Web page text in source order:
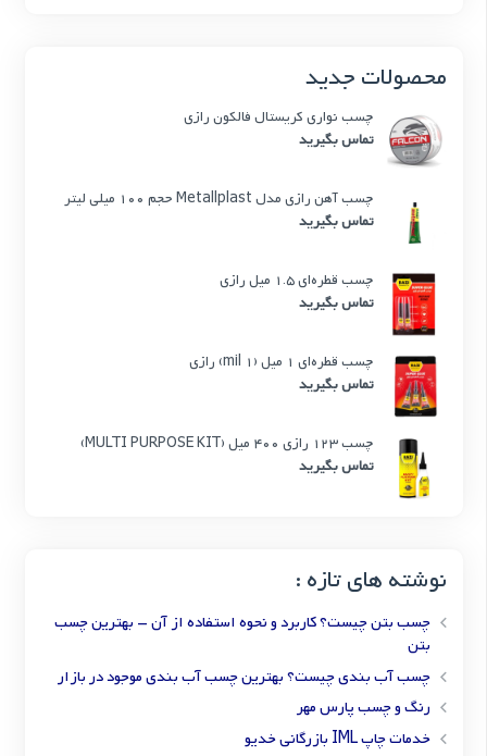
محصولات جدید
چسب نواری کریستال فالکون رازی
تماس بگیرید
چسب آهن رازی مدل Metallplast حجم 100 میلی لیتر
تماس بگیرید
چسب قطره‌ای 1.5 میل رازی
تماس بگیرید
چسب قطره‌ای 1 میل (1 mil) رازی
تماس بگیرید
چسب 123 رازی 400 میل (MULTI PURPOSE KIT)
تماس بگیرید
نوشته های تازه :
چسب بتن چیست؟ کاربرد و نحوه استفاده از آن – بهترین چسب
بتن
چسب آب بندی چیست؟ بهترین چسب آب بندی موجود در بازار
رنگ و چسب پارس مهر
خدمات چاپ IML بازرگانی خدیو